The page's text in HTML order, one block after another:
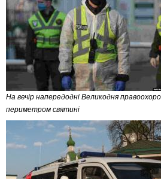
На вечір напередодні Великодня
периметром святині